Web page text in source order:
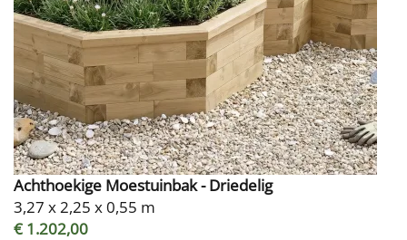
Achthoekige Moestuinbak - Driedelig
3,27 x 2,25 x 0,55 m
€ 1.202,00